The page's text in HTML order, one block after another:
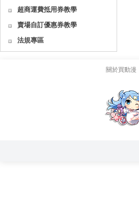
超商運費抵用券教學
賣場自訂優惠券教學
法規專區
關於買動漫